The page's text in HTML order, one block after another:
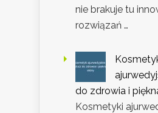
nie brakuje tu
rozwiązań …
do zdrowia i
Kosmetyki